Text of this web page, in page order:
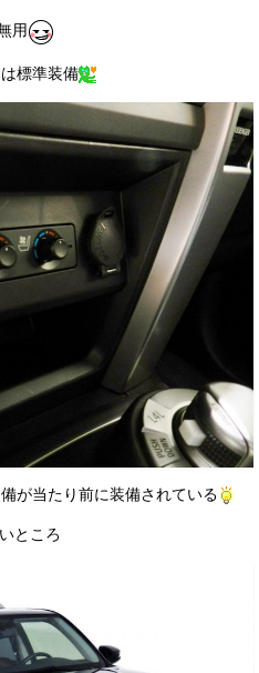
用
標準装備
が当たり前に装備されている
ところ